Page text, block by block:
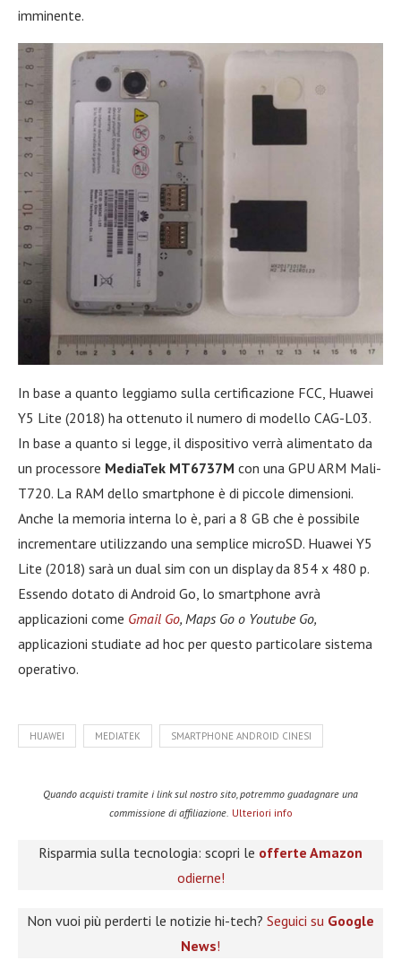
imminente.
In base a quanto leggiamo sulla certificazione FCC, Huawei
Y5 Lite (2018) ha ottenuto il numero di modello CAG-L03.
In base a quanto si legge, il dispositivo verrà alimentato da
un processore MediaTek MT6737M con una GPU ARM Mali-
T720. La RAM dello smartphone è di piccole dimensioni.
Anche la memoria interna lo è, pari a 8 GB che è possibile
incrementare utilizzando una semplice microSD. Huawei Y5
Lite (2018) sarà un dual sim con un display da 854 x 480 p.
Essendo dotato di Android Go, lo smartphone avrà
applicazioni come Gmail Go, Maps Go o Youtube Go,
applicazioni studiate ad hoc per questo particolare sistema
operativo.
HUAWEI MEDIATEK SMARTPHONE ANDROID CINESI
Quando acquisti tramite i link sul nostro sito, potremmo guadagnare una
commissione di affiliazione. Ulteriori info
Risparmia sulla tecnologia: scopri le offerte Amazon
odierne!
Non vuoi più perderti le notizie hi-tech? Seguici su Google
News!